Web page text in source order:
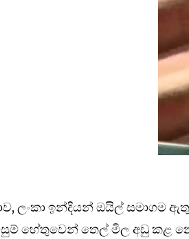
ලංකා ඉන්දියන් ඔයිල් සමාගම
හේතුවෙන් තෙල් මිල අඩු කළ